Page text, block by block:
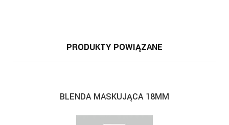
PRODUKTY POWIĄZANE
BLENDA MASKUJĄCA 18MM